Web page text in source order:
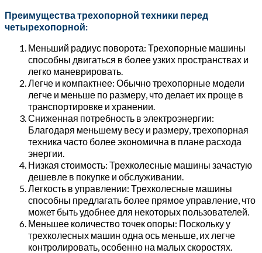
Преимущества трехопорной техники перед
четырехопорной:
Меньший радиус поворота: Трехопорные машины
способны двигаться в более узких пространствах и
легко маневрировать.
Легче и компактнее: Обычно трехопорные модели
легче и меньше по размеру, что делает их проще в
транспортировке и хранении.
Сниженная потребность в электроэнергии:
Благодаря меньшему весу и размеру, трехопорная
техника часто более экономична в плане расхода
энергии.
Низкая стоимость: Трехколесные машины зачастую
дешевле в покупке и обслуживании.
Легкость в управлении: Трехколесные машины
способны предлагать более прямое управление, что
может быть удобнее для некоторых пользователей.
Меньшее количество точек опоры: Поскольку у
трехколесных машин одна ось меньше, их легче
контролировать, особенно на малых скоростях.